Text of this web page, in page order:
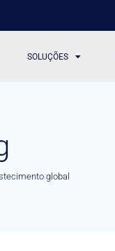
SOLUÇÕES
global